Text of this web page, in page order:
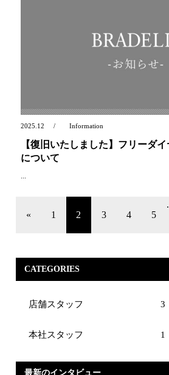
2025.12 Information
【復旧いたしました】フリーダ
について
...
« 1 2 3 4 5
CATEGORIES
店舗スタッフ 3
本社スタッフ 1
最新のインタビュー